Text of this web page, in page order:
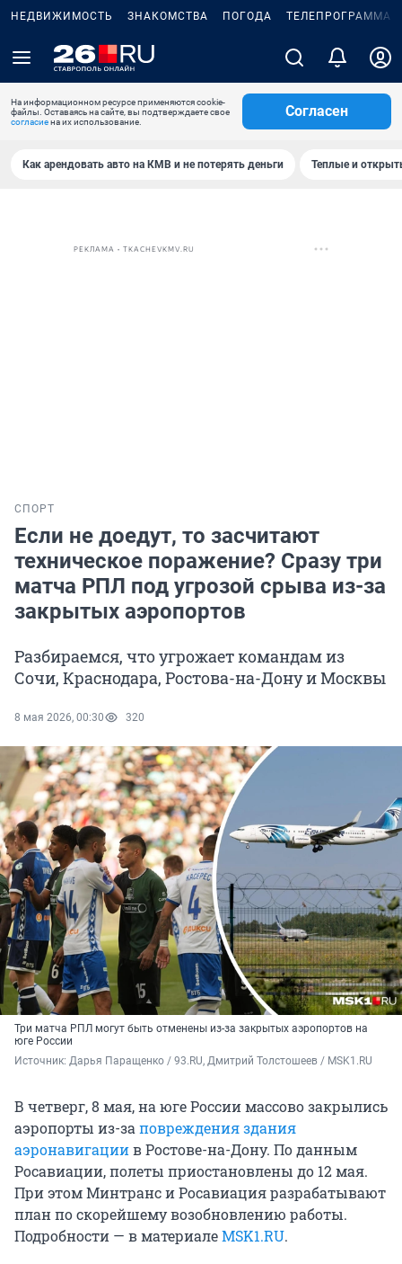
НЕДВИЖИМОСТЬ ЗНАКОМСТВА ПОГОДА ТЕЛЕПРОГРАММА
На информационном ресурсе применяются cookie-
файлы. Оставаясь на сайте, вы подтверждаете свое
согласиена их использование.
Согласен
Как арендовать авто на КМВ и не потерять деньги Теплые и
РЕКЛАМА • TKACHEVKMV.RU
СПОРТ
Если не доедут, то засчитают
техническое поражение? Сразу три
матча РПЛ под угрозой срыва из-за
закрытых аэропортов
Разбираемся, что угрожает командам из
Сочи, Краснодара, Ростова-на-Дону и Москвы
8 мая 2026, 00:30 320
Три матча РПЛ могут быть отменены из-за закрытых аэропортов на
юге России
Источник:
В четверг, 8 мая, на юге России массово закрылись
аэропорты из-заповреждения здания
аэронавигациив Ростове-на-Дону. По данным
Росавиации, полеты приостановлены до 12 мая.
При этом Минтранс и Росавиация разрабатывают
план по скорейшему возобновлению работы.
Подробности — в материалеMSK1.RU.